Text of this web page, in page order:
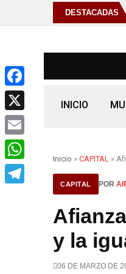
DESTACADAS
David Monreal nueva
INICIO
Inicio » CAPITAL »
CAPITAL POR
y la
06 DE MARZO DE
F
a
c
e
b
X
E
m
a
W